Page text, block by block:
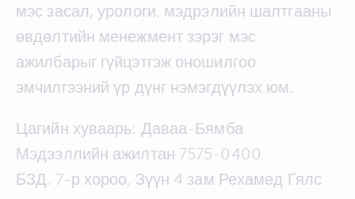
мэс засал, урологи, мэдрэлийн шалтгааны
өвдөлтийн менежмент зэрэг мэс
ажилбарыг гүйцэтгэж оношилгоо
эмчилгээний үр дүнг нэмэгдүүлэх юм.
Цагийн хуваарь: Даваа-Бямба
Мэдээллийн ажилтан 7575-0400
БЗД. 7-р хороо, Зүүн 4 зам Рехамед Гялс